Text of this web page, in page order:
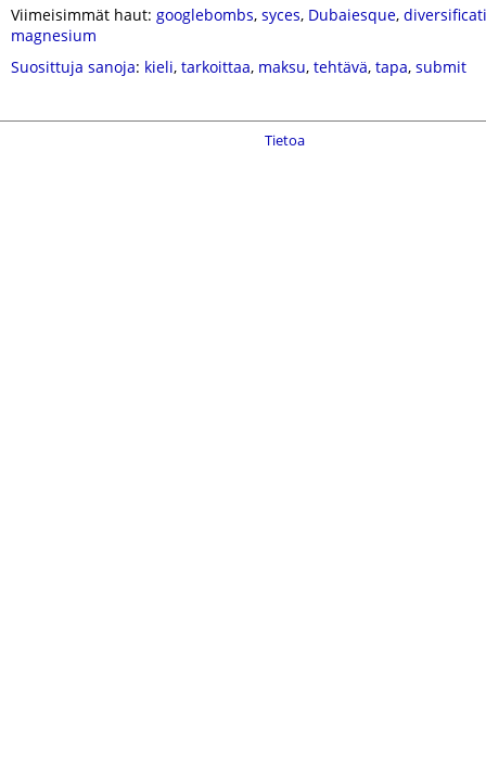
Viimeisimmät haut: googlebombs, syces, Dubaiesque,
magnesium
Suosittuja sanoja: kieli, tarkoittaa, maksu, tehtävä, tapa, submit
Tietoa